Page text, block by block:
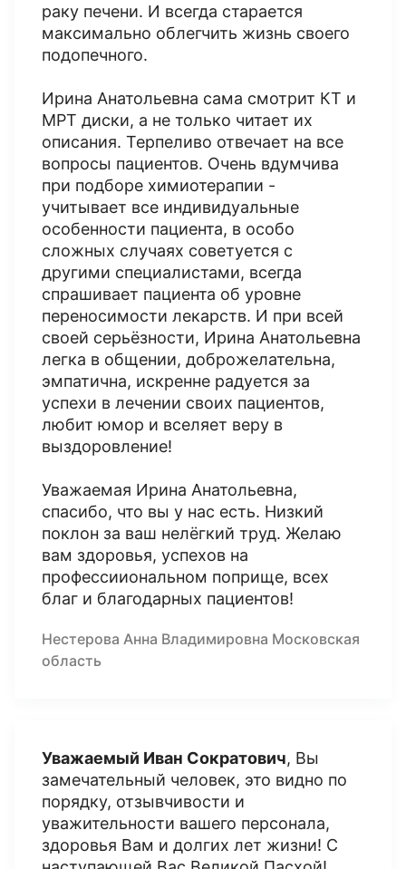
раку печени. И всегда старается
максимально облегчить жизнь своего
подопечного.
Ирина Анатольевна сама смотрит КТ и
МРТ диски, а не только читает их
описания. Терпеливо отвечает на все
вопросы пациентов. Очень вдумчива
при подборе химиотерапии -
учитывает все индивидуальные
особенности пациента, в особо
сложных случаях советуется с
другими специалистами, всегда
спрашивает пациента об уровне
переносимости лекарств. И при всей
своей серьёзности, Ирина Анатольевна
легка в общении, доброжелательна,
эмпатична, искренне радуется за
успехи в лечении своих пациентов,
любит юмор и вселяет веру в
выздоровление!
Уважаемая Ирина Анатольевна,
спасибо, что вы у нас есть. Низкий
поклон за ваш нелёгкий труд. Желаю
вам здоровья, успехов на
профессииональном поприще, всех
благ и благодарных пациентов!
Нестерова Анна Владимировна Московская
область
Уважаемый Иван Сократович, Вы
замечательный человек, это видно по
порядку, отзывчивости и
уважительности вашего персонала,
здоровья Вам и долгих лет жизни! С